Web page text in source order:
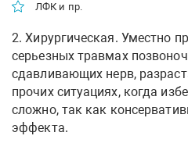
ЛФК и пр.
2. Хирургическая. Уместно
серьезных травмах
сдавливающих нерв,
прочих ситуациях, когда
сложно, так как
эффекта.